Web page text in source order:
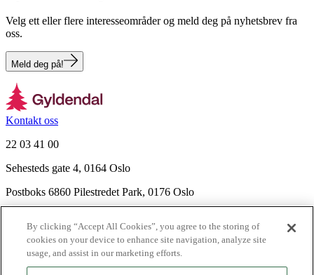
Velg ett eller flere interesseområder og meld deg på nyhetsbrev fra
oss.
Meld deg på!
Kontakt oss
22 03 41 00
Sehesteds gate 4, 0164 Oslo
Postboks 6860 Pilestredet Park, 0176 Oslo
Nyhetsbrev
Ledige stillinger
Send inn manus
By clicking “Accept All Cookies”, you agree to the storing of
cookies on your device to enhance site navigation, analyze site
usage, and assist in our marketing efforts.